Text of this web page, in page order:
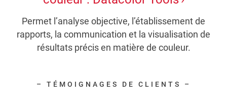
Permet l’analyse objective, l’établissement de
rapports, la communication et la visualisation de
résultats précis en matière de couleur.
– TÉMOIGNAGES DE CLIENTS –